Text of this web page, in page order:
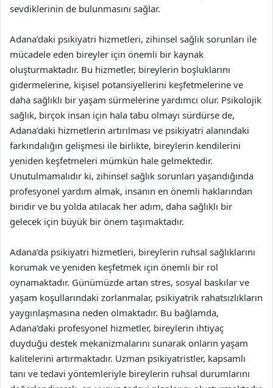
sevdiklerinin de bulunmasını sağlar.
Adana’daki psikiyatri hizmetleri, zihinsel sağlık sorunları ile
mücadele eden bireyler için önemli bir kaynak
oluşturmaktadır. Bu hizmetler, bireylerin boşluklarını
gidermelerine, kişisel potansiyellerini keşfetmelerine ve
daha sağlıklı bir yaşam sürmelerine yardımcı olur. Psikolojik
sağlık, birçok insan için hala tabu olmayı sürdürse de,
Adana’daki hizmetlerin artırılması ve psikiyatri alanındaki
farkındalığın gelişmesi ile birlikte, bireylerin kendilerini
yeniden keşfetmeleri mümkün hale gelmektedir.
Unutulmamalıdır ki, zihinsel sağlık sorunları yaşandığında
profesyonel yardım almak, insanın en önemli haklarından
biridir ve bu yolda atılacak her adım, daha sağlıklı bir
gelecek için büyük bir önem taşımaktadır.
Adana’da psikiyatri hizmetleri, bireylerin ruhsal sağlıklarını
korumak ve yeniden keşfetmek için önemli bir rol
oynamaktadır. Günümüzde artan stres, sosyal baskılar ve
yaşam koşullarındaki zorlanmalar, psikiyatrik rahatsızlıkların
yaygınlaşmasına neden olmaktadır. Bu bağlamda,
Adana’daki profesyonel hizmetler, bireylerin ihtiyaç
duyduğu destek mekanizmalarını sunarak onların yaşam
kalitelerini artırmaktadır. Uzman psikiyatristler, kapsamlı
tanı ve tedavi yöntemleriyle bireylerin ruhsal durumlarını